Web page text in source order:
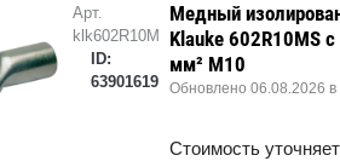
Арт.
klk602R10MS
ID:
63901619
Медный
Klauke 602R10MS
мм² М10
Обновлено 06.08.2026 в
Стоимость